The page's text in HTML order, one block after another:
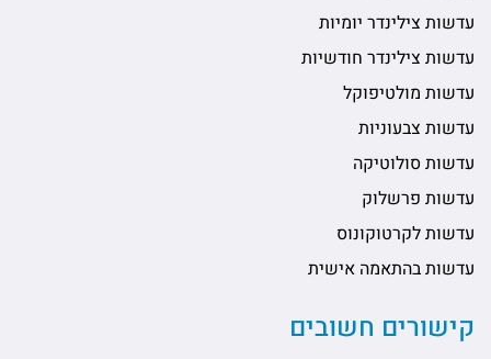
עדשות צילינדר יומיות
עדשות צילינדר חודשיות
עדשות מולטיפוקל
עדשות צבעוניות
עדשות סולוטיקה
עדשות פרשלוק
עדשות לקרטוקונוס
עדשות בהתאמה אישית
קישורים חשובים